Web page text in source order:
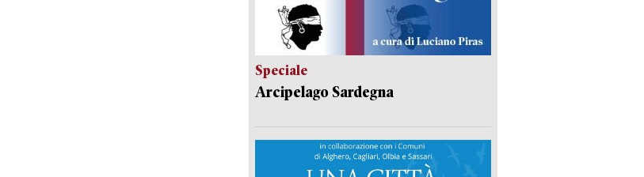
Speciale
Arcipelago Sardegna